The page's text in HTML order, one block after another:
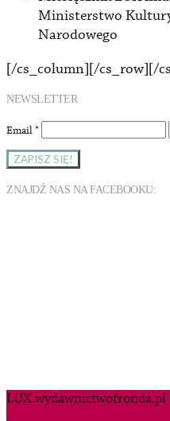
Ministerstwo
Narodowego
[/cs_column][/cs_row][/
NEWSLETTER
Email*
ZNAJDŹ NAS NA FACEBOOKU:
LUX.wydawnictwofronda.pl